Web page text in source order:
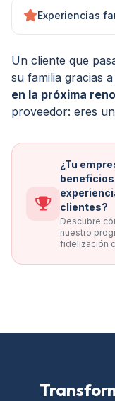
Experiencias
Un cliente que
su familia gracias
en la próxima
proveedor: eres
¿Tu
beneficios
clientes?
Descubre
nuestro
fidelización